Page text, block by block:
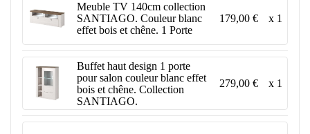
Meuble TV 140cm collection
SANTIAGO. Couleur blanc
effet bois et chêne. 1 Porte
179,00 € x 1
Buffet haut design 1 porte
pour salon couleur blanc effet
bois et chêne. Collection
SANTIAGO.
279,00 € x 1